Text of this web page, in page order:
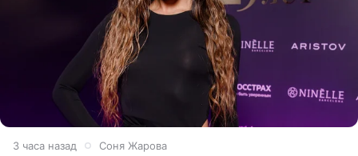
3 часа назад Соня Жарова